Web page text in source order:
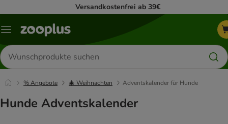
Versandkostenfrei ab 39€
Menü
Produkte
suchen
% Angebote 🎄 Weihnachten Adventskalender für Hunde
Hunde Adventskalender